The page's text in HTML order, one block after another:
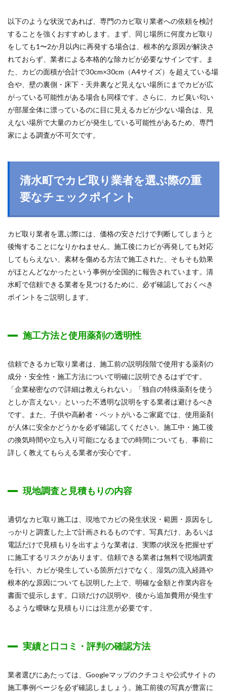
以下のような状況であれば、専門のカビ取り業者への依頼を検討
することを強くおすすめします。まず、同じ場所に何度カビ取り
をしても1〜2か月以内に再発する場合は、根本的な原因が解決さ
れておらず、業者による本格的な除カビが必要なサインです。ま
た、カビの面積が合計で30cm×30cm（A4サイズ）を超えている場
合や、壁の裏側・床下・天井裏など見えない場所にまでカビが広
がっている可能性がある場合も同様です。さらに、カビ臭い匂い
が部屋全体に漂っているのに目に見えるカビが少ない場合は、見
えない場所で大量のカビが発生している可能性があるため、専門
家による調査が不可欠です。
清水町でカビ取り業者を選ぶ際の重
要なチェックポイント
カビ取り業者を選ぶ際には、価格の安さだけで判断してしまうと
後悔することになりかねません。施工後にカビが再発しても対応
してもらえない、素材を傷める方法で施工された、そもそも効果
がほとんどなかったという事例が全国的に報告されています。清
水町で信頼できる業者を見つけるために、必ず確認しておくべき
ポイントをご説明します。
施工方法と使用薬剤の透明性
信頼できるカビ取り業者は、施工前の説明段階で使用する薬剤の
成分・安全性・施工方法について明確に説明できるはずです。
「企業秘密なので詳細は教えられない」「独自の特殊薬剤を使う
としか言えない」といった不透明な説明をする業者は避けるべき
です。また、子供や高齢者・ペットがいるご家庭では、使用薬剤
が人体に安全かどうかを必ず確認してください。施工中・施工後
の換気時間や立ち入り可能になるまでの時間についても、事前に
詳しく教えてもらえる業者が安心です。
現地調査と見積もりの内容
適切なカビ取り施工は、現地でカビの発生状況・範囲・原因をし
っかりと調査した上で計画されるものです。写真だけ、あるいは
電話だけで見積もりを出すような業者は、実際の状況を把握せず
に施工するリスクがあります。信頼できる業者は無料で現地調査
を行い、カビが発生している箇所だけでなく、湿気の流入経路や
根本的な原因についても説明した上で、明確な金額と作業内容を
書面で提示します。口頭だけの説明や、後から追加費用が発生す
るような曖昧な見積もりには注意が必要です。
実績と口コミ・評判の確認方法
業者選びにあたっては、Googleマップのクチコミや公式サイトの
施工事例ページを必ず確認しましょう。施工前後の写真が豊富に